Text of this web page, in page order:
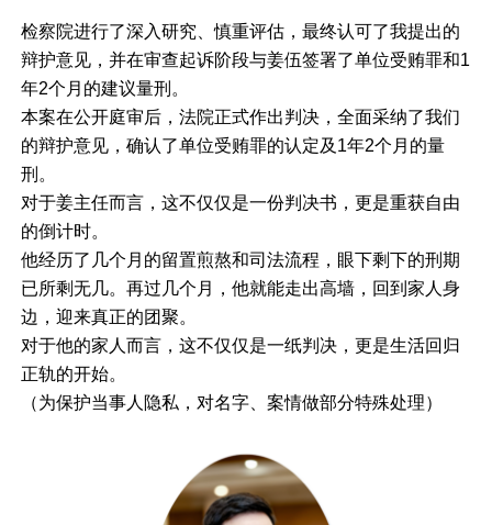
检察院进行了深入研究、慎重评估，最终认可了我提出的
辩护意见，并在审查起诉阶段与姜伍签署了单位受贿罪和1
年2个月的建议量刑。
本案在公开庭审后，法院正式作出判决，全面采纳了我们
的辩护意见，确认了单位受贿罪的认定及1年2个月的量
刑。
对于姜主任而言，这不仅仅是一份判决书，更是重获自由
的倒计时。
他经历了几个月的留置煎熬和司法流程，眼下剩下的刑期
已所剩无几。再过几个月，他就能走出高墙，回到家人身
边，迎来真正的团聚。
对于他的家人而言，这不仅仅是一纸判决，更是生活回归
正轨的开始。
（为保护当事人隐私，对名字、案情做部分特殊处理）